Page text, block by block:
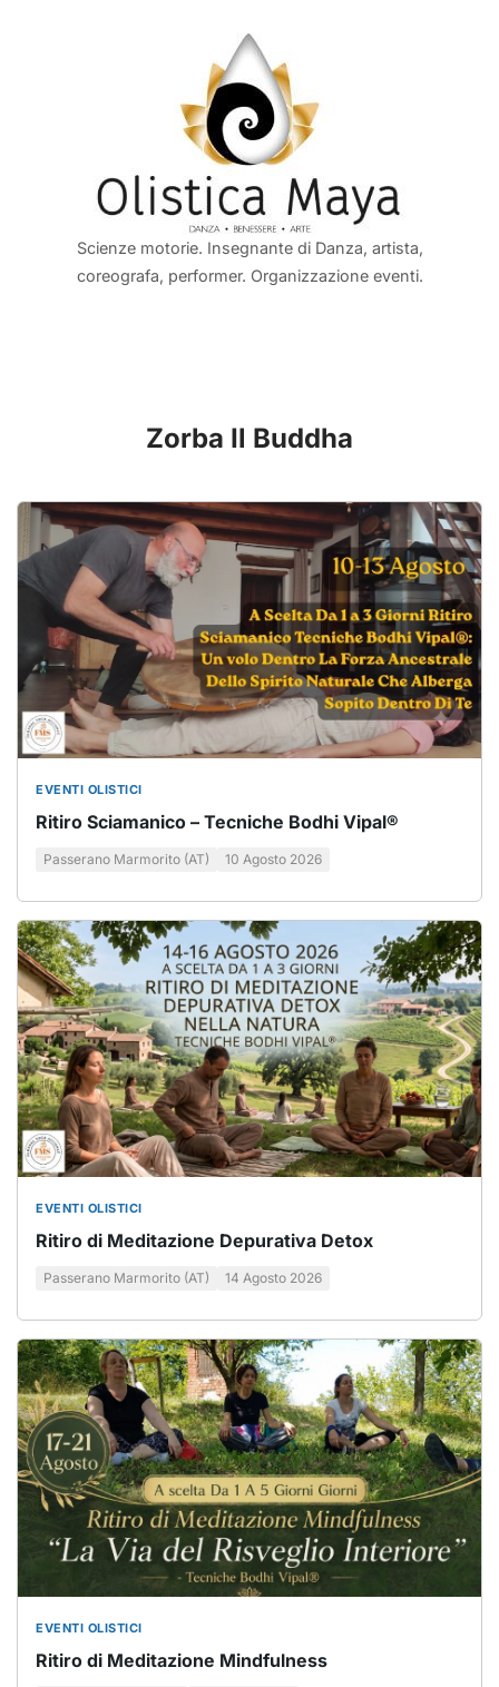
Scienze motorie. Insegnante di Danza, artista,
coreografa, performer. Organizzazione eventi.
Zorba Il Buddha
EVENTI OLISTICI
Ritiro Sciamanico – Tecniche Bodhi Vipal®
Passerano Marmorito (AT) 10 Agosto 2026
EVENTI OLISTICI
Ritiro di Meditazione Depurativa Detox
Passerano Marmorito (AT) 14 Agosto 2026
EVENTI OLISTICI
Ritiro di Meditazione Mindfulness